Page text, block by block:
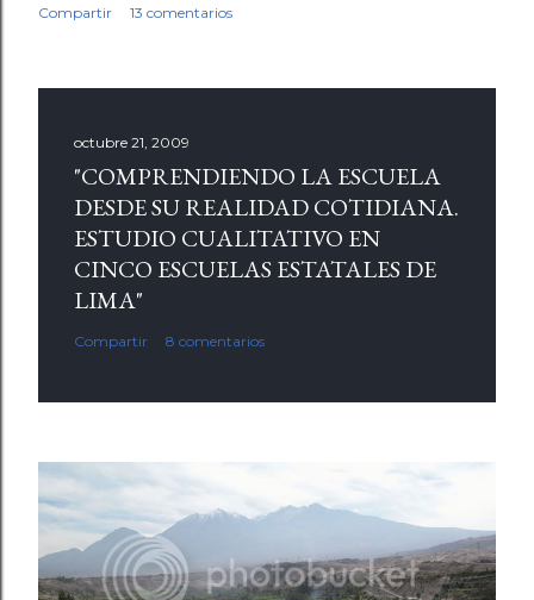
Compartir 13 comentarios
octubre 21, 2009
"COMPRENDIENDO LA ESCUELA
DESDE SU REALIDAD COTIDIANA.
ESTUDIO CUALITATIVO EN
CINCO ESCUELAS ESTATALES DE
LIMA"
Compartir 8 comentarios